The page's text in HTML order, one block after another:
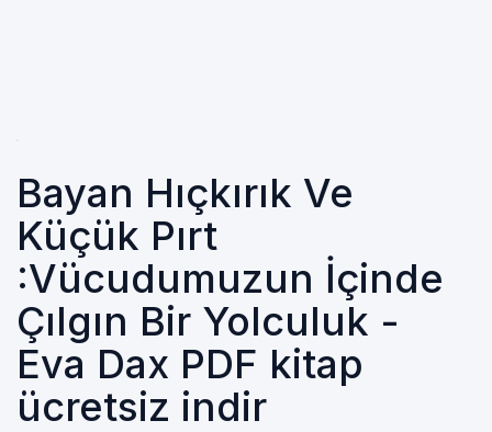
Bayan Hıçkırık Ve
Küçük Pırt
:Vücudumuzun İçinde
Çılgın Bir Yolculuk -
Eva Dax PDF kitap
ücretsiz indir